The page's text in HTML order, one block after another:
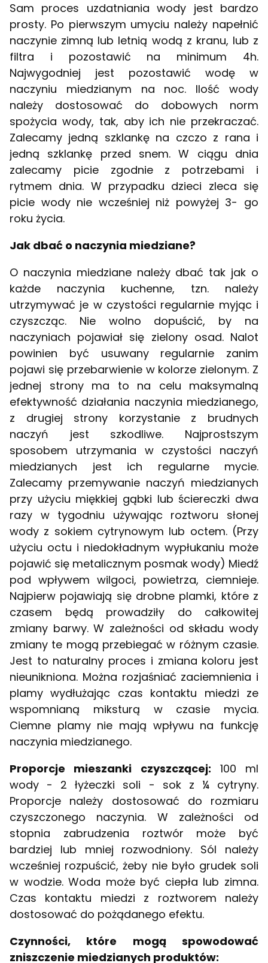
Sam proces uzdatniania wody jest bardzo
prosty. Po pierwszym umyciu należy napełnić
naczynie zimną lub letnią wodą z kranu, lub z
filtra i pozostawić na minimum 4h.
Najwygodniej jest pozostawić wodę w
naczyniu miedzianym na noc. Ilość wody
należy dostosować do dobowych norm
spożycia wody, tak, aby ich nie przekraczać.
Zalecamy jedną szklankę na czczo z rana i
jedną szklankę przed snem. W ciągu dnia
zalecamy picie zgodnie z potrzebami i
rytmem dnia. W przypadku dzieci zleca się
picie wody nie wcześniej niż powyżej 3- go
roku życia.
Jak dbać o naczynia miedziane?
O naczynia miedziane należy dbać tak jak o
każde naczynia kuchenne, tzn. należy
utrzymywać je w czystości regularnie myjąc i
czyszcząc. Nie wolno dopuścić, by na
naczyniach pojawiał się zielony osad. Nalot
powinien być usuwany regularnie zanim
pojawi się przebarwienie w kolorze zielonym. Z
jednej strony ma to na celu maksymalną
efektywność działania naczynia miedzianego,
z drugiej strony korzystanie z brudnych
naczyń jest szkodliwe. Najprostszym
sposobem utrzymania w czystości naczyń
miedzianych jest ich regularne mycie.
Zalecamy przemywanie naczyń miedzianych
przy użyciu miękkiej gąbki lub ściereczki dwa
razy w tygodniu używając roztworu słonej
wody z sokiem cytrynowym lub octem. (Przy
użyciu octu i niedokładnym wypłukaniu może
pojawić się metalicznym posmak wody) Miedź
pod wpływem wilgoci, powietrza, ciemnieje.
Najpierw pojawiają się drobne plamki, które z
czasem będą prowadziły do całkowitej
zmiany barwy. W zależności od składu wody
zmiany te mogą przebiegać w różnym czasie.
Jest to naturalny proces i zmiana koloru jest
nieunikniona. Można rozjaśniać zaciemnienia i
plamy wydłużając czas kontaktu miedzi ze
wspomnianą miksturą w czasie mycia.
Ciemne plamy nie mają wpływu na funkcję
naczynia miedzianego.
Proporcje mieszanki czyszczącej: 100 ml
wody - 2 łyżeczki soli - sok z ¼ cytryny.
Proporcje należy dostosować do rozmiaru
czyszczonego naczynia. W zależności od
stopnia zabrudzenia roztwór może być
bardziej lub mniej rozwodniony. Sól należy
wcześniej rozpuścić, żeby nie było grudek soli
w wodzie. Woda może być ciepła lub zimna.
Czas kontaktu miedzi z roztworem należy
dostosować do pożądanego efektu.
Czynności, które mogą spowodować
zniszczenie miedzianych produktów: